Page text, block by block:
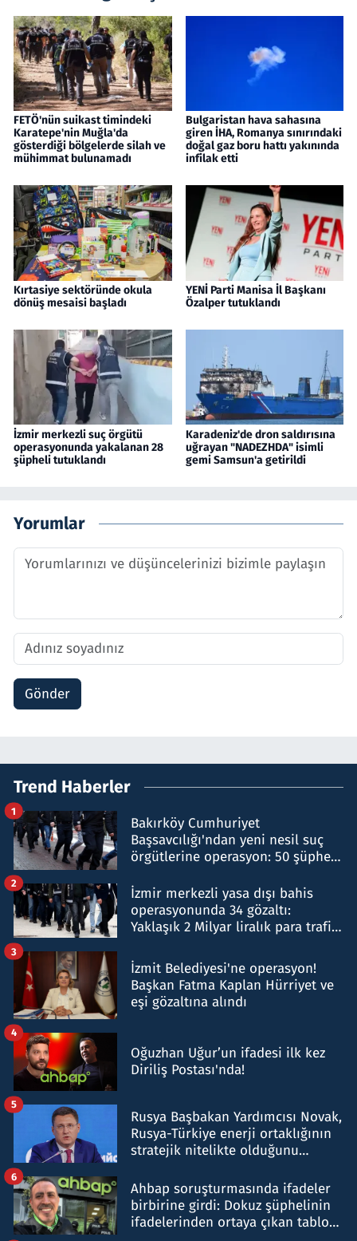
FETÖ'nün suikast timindeki
Karatepe'nin Muğla'da
gösterdiği bölgelerde silah ve
mühimmat bulunamadı
Bulgaristan hava sahasına
giren İHA, Romanya sınırındaki
doğal gaz boru hattı yakınında
infilak etti
Kırtasiye sektöründe okula
dönüş mesaisi başladı
YENİ Parti Manisa İl Başkanı
Özalper tutuklandı
İzmir merkezli suç örgütü
operasyonunda yakalanan 28
şüpheli tutuklandı
Karadeniz'de dron saldırısına
uğrayan "NADEZHDA" isimli
gemi Samsun'a getirildi
Yorumlar
Gönder
Trend Haberler
Bakırköy Cumhuriyet
Başsavcılığı'ndan yeni nesil suç
örgütlerine operasyon: 50 şüpheli
1
İzmir merkezli yasa dışı bahis
operasyonunda 34 gözaltı:
Yaklaşık 2 Milyar liralık para trafiği
2
İzmit Belediyesi'ne operasyon!
Başkan Fatma Kaplan Hürriyet ve
eşi gözaltına alındı
3
Oğuzhan Uğur’un ifadesi ilk kez
Diriliş Postası'nda!
4
Rusya Başbakan Yardımcısı Novak,
Rusya-Türkiye enerji ortaklığının
stratejik nitelikte olduğunu
5
Ahbap soruşturmasında ifadeler
birbirine girdi: Dokuz şüphelinin
ifadelerinden ortaya çıkan tablo
6